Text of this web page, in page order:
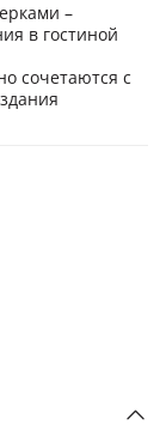
–
в гостиной
сочетаются с